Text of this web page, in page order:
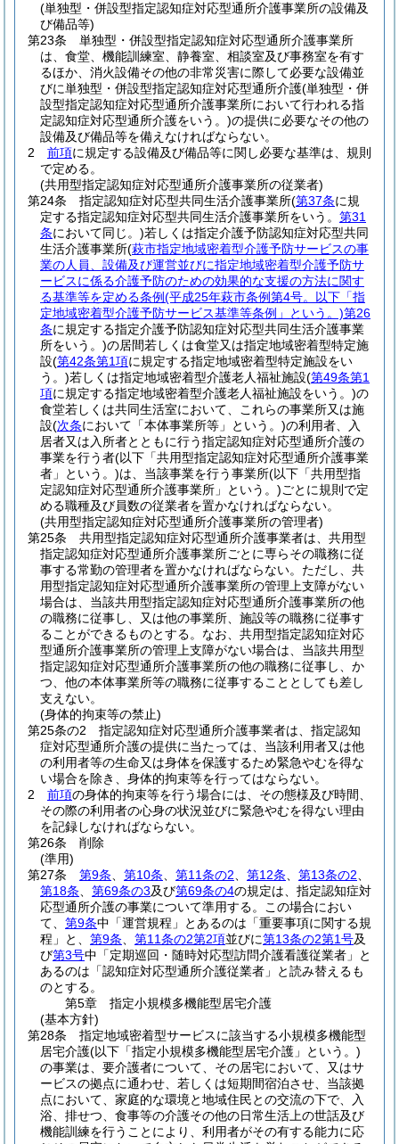
(単独型・併設型指定認知症対応型通所介護事業所の設備及
び備品等)
第23条
単独型・併設型指定認知症対応型通所介護事業所
は、食堂、機能訓練室、静養室、相談室及び事務室を有す
るほか、消火設備その他の非常災害に際して必要な設備並
びに単独型・併設型指定認知症対応型通所介護(単独型・併
設型指定認知症対応型通所介護事業所において行われる指
定認知症対応型通所介護をいう。)の提供に必要なその他の
設備及び備品等を備えなければならない。
2
前項に規定する設備及び備品等に関し必要な基準は、規則
で定める。
(共用型指定認知症対応型通所介護事業所の従業者)
第24条
指定認知症対応型共同生活介護事業所(第37条に規
定する指定認知症対応型共同生活介護事業所をいう。 第31
条において同じ。)若しくは指定介護予防認知症対応型共同
生活介護事業所(萩市指定地域密着型介護予防サービスの事
業の人員、設備及び運営並びに指定地域密着型介護予防サ
ービスに係る介護予防のための効果的な支援の方法に関す
る基準等を定める条例(平成25年萩市条例第4号。以下「指
定地域密着型介護予防サービス基準等条例」という。)第26
条に規定する指定介護予防認知症対応型共同生活介護事業
所をいう。)の居間若しくは食堂又は指定地域密着型特定施
設(第42条第1項に規定する指定地域密着型特定施設をい
う。)若しくは指定地域密着型介護老人福祉施設(第49条第1
項に規定する指定地域密着型介護老人福祉施設をいう。)の
食堂若しくは共同生活室において、これらの事業所又は施
設(次条において「本体事業所等」という。)の利用者、入
居者又は入所者とともに行う指定認知症対応型通所介護の
事業を行う者(以下「共用型指定認知症対応型通所介護事業
者」という。)は、当該事業を行う事業所(以下「共用型指
定認知症対応型通所介護事業所」という。)ごとに規則で定
める職種及び員数の従業者を置かなければならない。
(共用型指定認知症対応型通所介護事業所の管理者)
第25条
共用型指定認知症対応型通所介護事業者は、共用型
指定認知症対応型通所介護事業所ごとに専らその職務に従
事する常勤の管理者を置かなければならない。 ただし、共
用型指定認知症対応型通所介護事業所の管理上支障がない
場合は、当該共用型指定認知症対応型通所介護事業所の他
の職務に従事し、又は他の事業所、施設等の職務に従事す
ることができるものとする。 なお、共用型指定認知症対応
型通所介護事業所の管理上支障がない場合は、当該共用型
指定認知症対応型通所介護事業所の他の職務に従事し、か
つ、他の本体事業所等の職務に従事することとしても差し
支えない。
(身体的拘束等の禁止)
第25条の2
指定認知症対応型通所介護事業者は、指定認知
症対応型通所介護の提供に当たっては、当該利用者又は他
の利用者等の生命又は身体を保護するため緊急やむを得な
い場合を除き、身体的拘束等を行ってはならない。
2
前項の身体的拘束等を行う場合には、その態様及び時間、
その際の利用者の心身の状況並びに緊急やむを得ない理由
を記録しなければならない。
第26条
削除
(準用)
第27条
第9条 第10条 第11条の2 第12条 第13条の2
第18条
第69条の3及び第69条の4の規定は、指定認知症対
応型通所介護の事業について準用する。
この場合におい
て、 第9条中「運営規程」とあるのは「重要事項に関する規
程」と、 第9条 第11条の2第2項並びに第13条の2第1号及
び第3号中「定期巡回・随時対応型訪問介護看護従業者」と
あるのは「認知症対応型通所介護従業者」と読み替えるも
のとする。
第5章
指定小規模多機能型居宅介護
(基本方針)
第28条
指定地域密着型サービスに該当する小規模多機能型
居宅介護(以下「指定小規模多機能型居宅介護」という。)
の事業は、要介護者について、その居宅において、又はサ
ービスの拠点に通わせ、若しくは短期間宿泊させ、当該拠
点において、家庭的な環境と地域住民との交流の下で、入
浴、排せつ、食事等の介護その他の日常生活上の世話及び
機能訓練を行うことにより、利用者がその有する能力に応